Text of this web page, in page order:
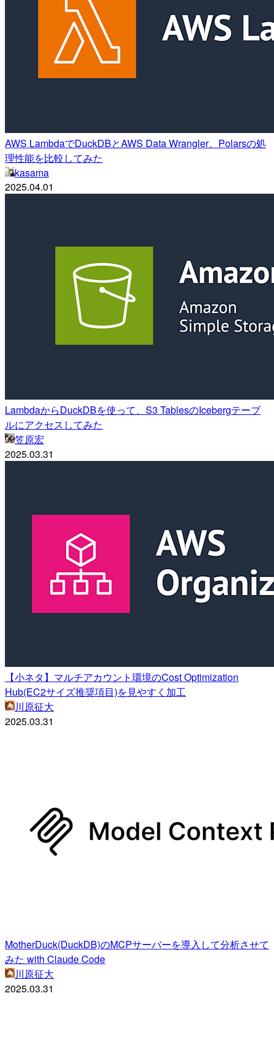
AWS LambdaでDuckDBとAWS Data Wrangler、Polarsの処
理性能を比較してみた
kasama
2025.04.01
LambdaからDuckDBを使って、S3 TablesのIcebergテーブ
ルにアクセスしてみた
笠原宏
2025.03.31
【小ネタ】マルチアカウント環境のCost Optimization
Hub(EC2サイズ推奨項目)を見やすく加工
川原征大
2025.03.31
MotherDuck(DuckDB)のMCPサーバーを導入して分析させて
みた with Claude Code
川原征大
2025.03.31